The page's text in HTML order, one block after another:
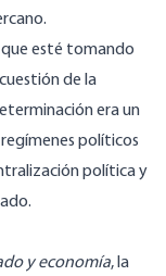
que esté tomando
de la
era un
políticos
política y
y economía, la